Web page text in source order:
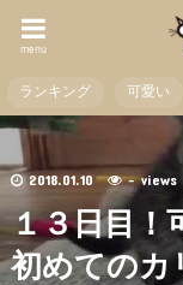
menu
ランキング 可愛い
2018.01.10 -
１３日目！
初めてのカ